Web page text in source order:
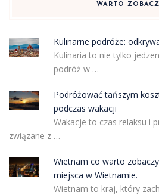
WARTO
Kulinarne podróże:
Kulinaria to nie tylko
podróż w …
Podróżować tańszym
podczas wakacji
Wakacje to czas relaksu i
związane z …
Wietnam co warto
miejsca w Wietnamie.
Wietnam to kraj, który